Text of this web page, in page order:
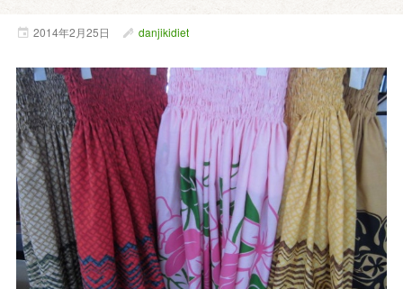
2014年2月25日 danjikidiet